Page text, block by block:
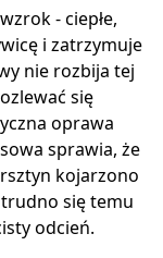
- ciepłe,
i zatrzymuje
nie rozbija tej
się
oprawa
sprawia, że
kojarzono
trudno się temu
odcień.